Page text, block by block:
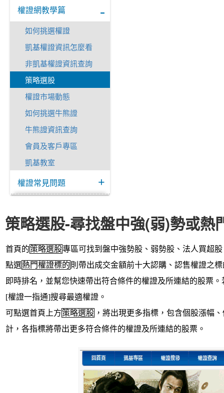
權證網教學篇
如何挑選權證
凱基權證資訊怎麼看
非凱基權證資訊查詢
策略選股
權證市場動態
如何挑選牛熊證
牛熊證資訊查詢
會員及客戶專區
凱基教室
權證常見問題
策略選股-尋找盤中強(弱)勢或熱
首頁的策略選股專區可找到盤中強勢股、弱勢股、法人買超
點選熱門權證標的則帶出成交金額前十大認購、認售權證之
即時排名，並幫您快速帶出符合條件的權證及所連結的股票
[權證一指通]搜尋最適權證。
可點選首頁上方策略選股 ，將出現更多指標，包含個股漲幅
計，各指標將帶出更多符合條件的權證及所連結的股票。